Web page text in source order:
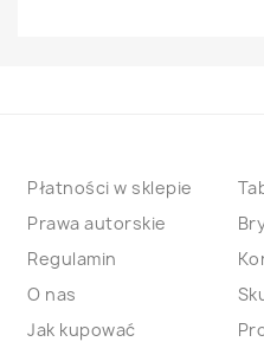
Płatności w sklepie
Prawa autorskie
Regulamin
O nas
Jak kupować